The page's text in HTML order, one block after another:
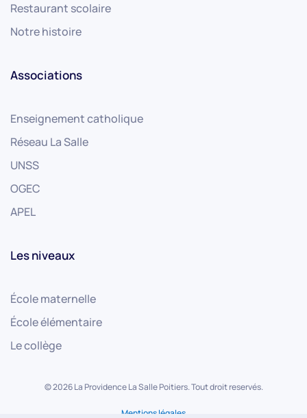
Restaurant scolaire
Notre histoire
Associations
Enseignement catholique
Réseau La Salle
UNSS
OGEC
APEL
Les niveaux
École maternelle
École élémentaire
Le collège
©2026La Providence La Salle Poitiers. Tout droit reservés.
Mentions légales